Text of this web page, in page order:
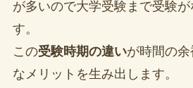
が多いので大学受験まで受験
す。
この受験時期の違いが時間の余
なメリットを生み出します。